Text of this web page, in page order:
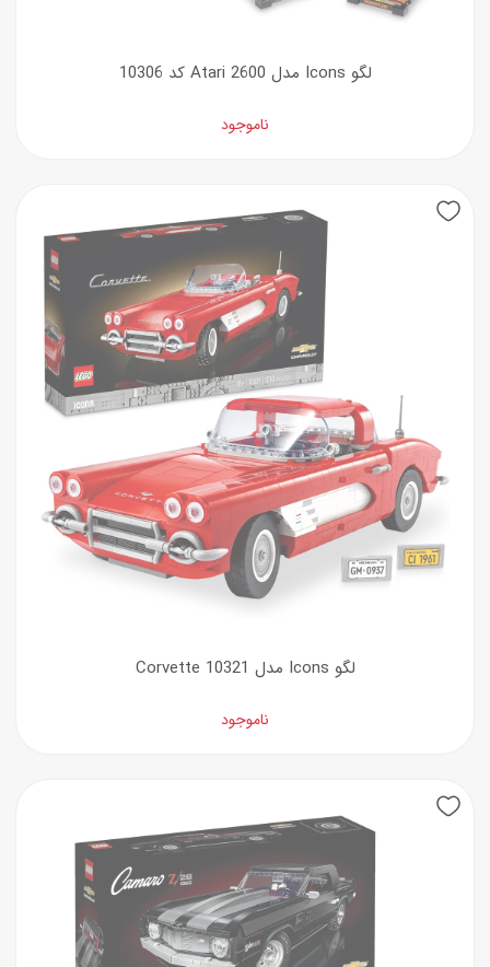
لگو Icons مدل Atari 2600 کد 10306
ناموجود
لگو Icons مدل Corvette 10321
ناموجود